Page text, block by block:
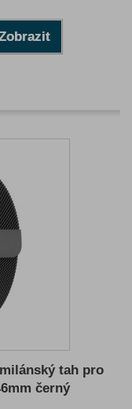
tah pro
černý